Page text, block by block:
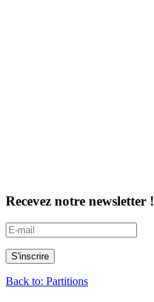
Recevez notre newsletter !
Back to: Partitions